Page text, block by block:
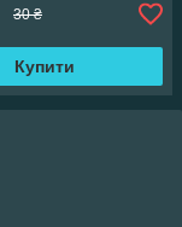
30 ₴
Купити